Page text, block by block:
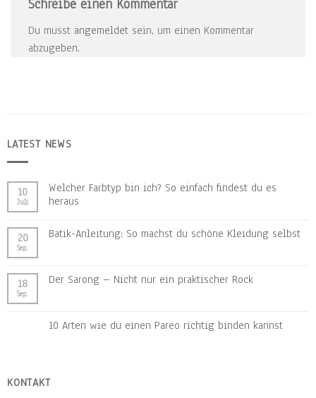
Schreibe einen Kommentar
Du musst angemeldet sein, um einen Kommentar
abzugeben.
LATEST NEWS
10
Juli
Welcher Farbtyp bin ich? So einfach findest du es
heraus
20
Sep.
Batik-Anleitung: So machst du schöne Kleidung selbst
18
Sep.
Der Sarong – Nicht nur ein praktischer Rock
10 Arten wie du einen Pareo richtig binden kannst
KONTAKT